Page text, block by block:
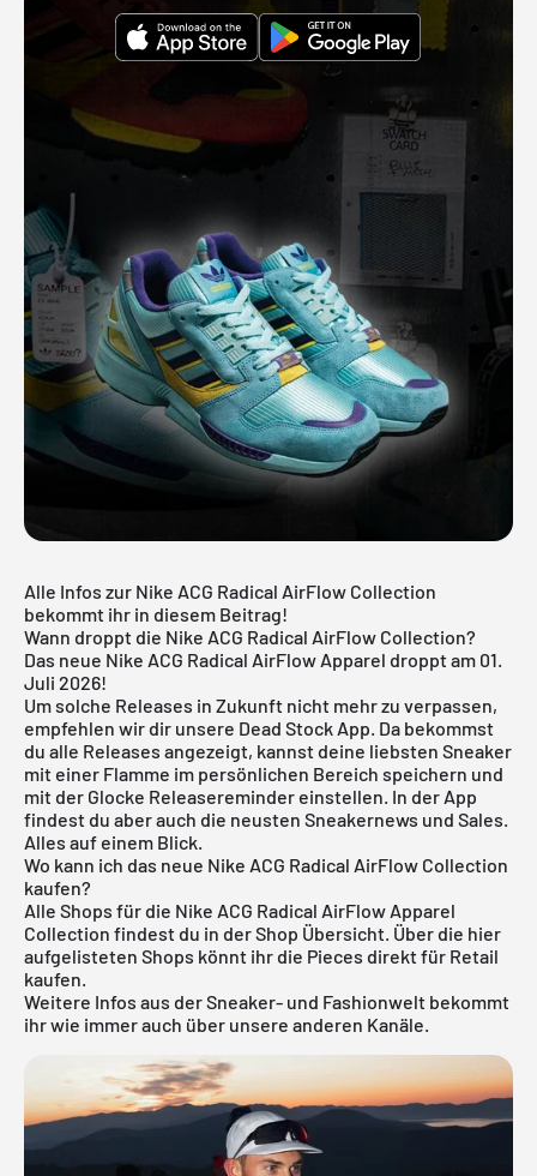
Alle Infos zur Nike ACG Radical AirFlow Collection
bekommt ihr in diesem Beitrag!
Wann droppt die Nike ACG Radical AirFlow Collection?
Das neue Nike ACG Radical AirFlow Apparel droppt am 01.
Juli 2026!
Um solche Releases in Zukunft nicht mehr zu verpassen,
empfehlen wir dir unsere Dead Stock App. Da bekommst
du alle Releases angezeigt, kannst deine liebsten Sneaker
mit einer Flamme im persönlichen Bereich speichern und
mit der Glocke Releasereminder einstellen. In der App
findest du aber auch die neusten Sneakernews und Sales.
Alles auf einem Blick.
Wo kann ich das neue Nike ACG Radical AirFlow Collection
kaufen?
Alle Shops für die Nike ACG Radical AirFlow Apparel
Collection findest du in der Shop Übersicht. Über die hier
aufgelisteten Shops könnt ihr die Pieces direkt für Retail
kaufen.
Weitere Infos aus derSneaker- und Fashionwelt bekommt
ihr wie immer auch über unsere anderen Kanäle.